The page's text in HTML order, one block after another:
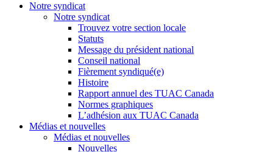
Notre syndicat
Notre syndicat
Trouvez votre section locale
Statuts
Message du président national
Conseil national
Fièrement syndiqué(e)
Histoire
Rapport annuel des TUAC Canada
Normes graphiques
L’adhésion aux TUAC Canada
Médias et nouvelles
Médias et nouvelles
Nouvelles